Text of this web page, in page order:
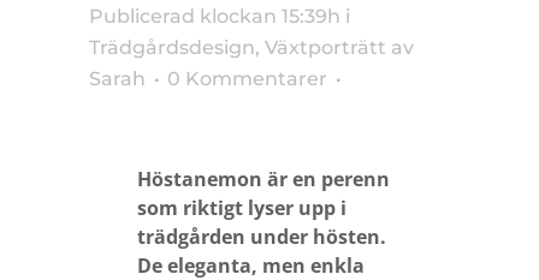
Publicerad klockan 15:39h i
Trädgårdsdesign, Växtporträtt av
Sarah
0 Kommentarer
Höstanemon är en perenn
som riktigt lyser upp i
trädgården under hösten.
De eleganta, men enkla